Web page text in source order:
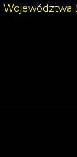
Województwa